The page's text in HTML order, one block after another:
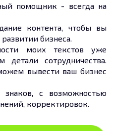
помощник - всегда на
контента, чтобы вы
бизнеса.
моих текстов уже
детали сотрудничества.
вывести ваш бизнес
с возможностью
корректировок.